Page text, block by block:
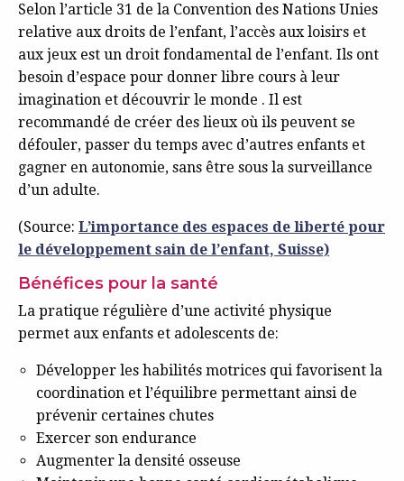
Selon l’article 31 de la Convention des Nations Unies
relative aux droits de l’enfant, l’accès aux loisirs et
aux jeux est un droit fondamental de l’enfant. Ils ont
besoin d’espace pour donner libre cours à leur
imagination et découvrir le monde . Il est
recommandé de créer des lieux où ils peuvent se
défouler, passer du temps avec d’autres enfants et
gagner en autonomie, sans être sous la surveillance
d’un adulte.
(Source: L’importance des espaces de liberté pour
le développement sain de l’enfant, Suisse)
Bénéfices pour la santé
La pratique régulière d’une activité physique
permet aux enfants et adolescents de:
Développer les habilités motrices qui favorisent la
coordination et l’équilibre permettant ainsi de
prévenir certaines chutes
Exercer son endurance
Augmenter la densité osseuse